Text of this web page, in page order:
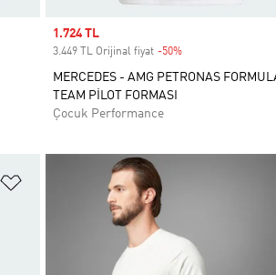
Sale price
1.724 TL
3.449 TL Orijinal fiyat -50%Discount
MERCEDES - AMG PETRONAS
TEAM PİLOT FORMASI
Çocuk Performance
Favori Listesine Ekle